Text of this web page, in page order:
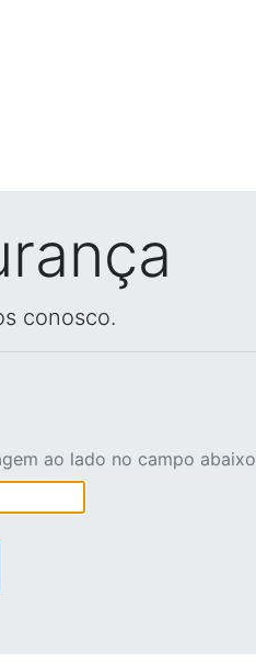
conosco.
ao lado no campo abaixo